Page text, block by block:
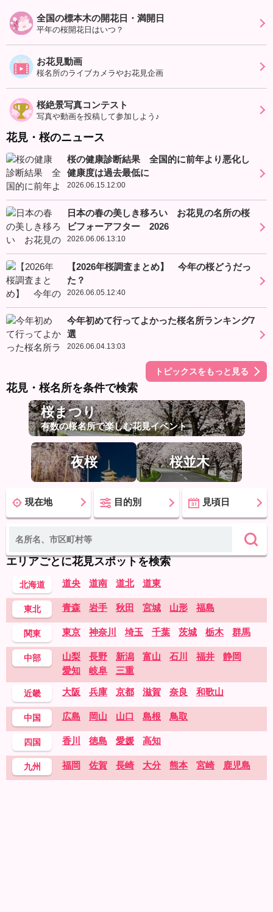
全国の標本木の開花日・満開日
平年の桜開花日はいつ？
お花見動画
桜名所のライブカメラやお花見企画
桜絶景写真コンテスト
写真や動画を投稿して参加しよう♪
花見・桜のニュース
桜の健康診断結果 全国的に前年より悪化し
健康度は過去最低に
2026.06.15.12:00
日本の春の美しき移ろい お花見の名所の桜
ビフォーアフター 2026
2026.06.06.13:10
【2026年桜調査まとめ】 今年の桜どうだっ
た？
2026.06.05.12:40
今年初めて行ってよかった桜名所ランキング7
選
2026.06.04.13:03
トピックスをもっと見る
花見・桜名所を条件で検索
桜まつり
有数の桜名所で楽しむ花見イベント
夜桜 桜並木
現在地 目的別 見頃日
エリアごとに花見スポットを検索
北海道 道央 道南 道北 道東
東北 青森 岩手 秋田 宮城 山形 福島
関東 東京 神奈川 埼玉 千葉 茨城 栃木 群馬
中部 山梨 長野 新潟 富山 石川 福井
静岡
愛知
岐阜 三重
近畿 大阪 兵庫 京都 滋賀 奈良 和歌山
中国 広島 岡山 山口 島根 鳥取
四国 香川 徳島 愛媛 高知
九州 福岡 佐賀 長崎 大分 熊本 宮崎 鹿児島